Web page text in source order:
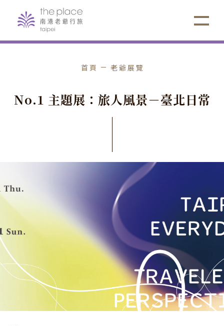
首頁 老爺展覽
No.1 主題展 ： 旅人風景－臺北日常